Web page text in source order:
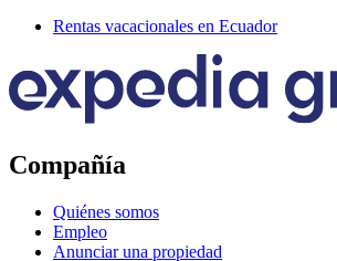
Rentas vacacionales en Ecuador
Compañía
Quiénes somos
Empleo
Anunciar una propiedad